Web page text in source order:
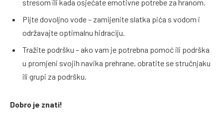
stresom ili kada osjećate emotivne potrebe za hranom.
Pijte dovoljno vode – zamijenite slatka pića s vodom i
održavajte optimalnu hidraciju.
Tražite podršku – ako vam je potrebna pomoć ili podrška
u promjeni svojih navika prehrane, obratite se stručnjaku
ili grupi za podršku.
Dobro je znati!